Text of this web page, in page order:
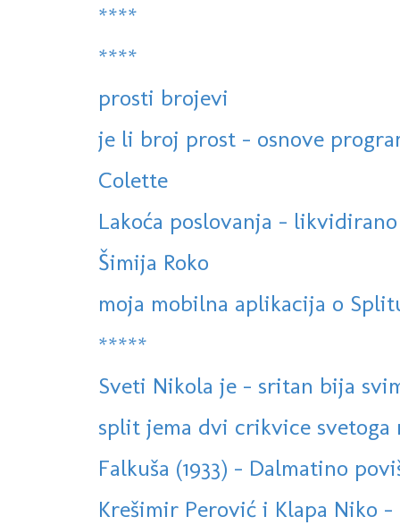
****
****
prosti brojevi
je li broj prost - osnove
Colette
Lakoća poslovanja - likvidirano
Šimija Roko
moja mobilna aplikacija o
*****
Sveti Nikola je - sritan bija
split jema dvi crikvice svetoga
Falkuša (1933) - Dalmatino
Krešimir Perović i Klapa Niko